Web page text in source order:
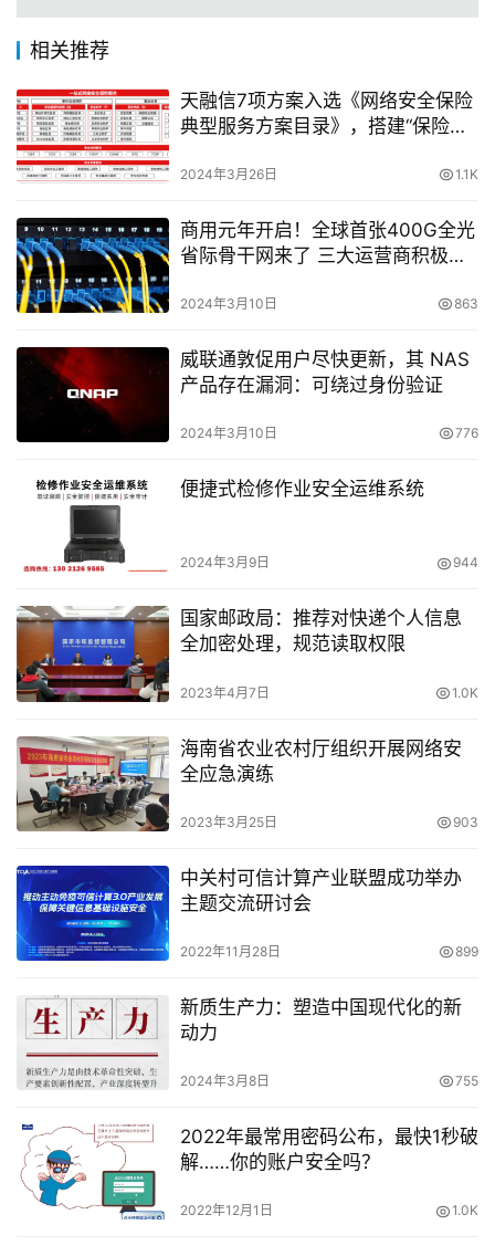
相关推荐
天融信7项方案入选《网络安全保险
典型服务方案目录》，搭建“保险
2024年3月26日 1.1K
商用元年开启！全球首张400G全光
省际骨干网来了 三大运营商积极部
2024年3月10日 863
威联通敦促用户尽快更新，其 NAS
产品存在漏洞：可绕过身份验证
2024年3月10日 776
便捷式检修作业安全运维系统
2024年3月9日 944
国家邮政局：推荐对快递个人信息
全加密处理，规范读取权限
2023年4月7日 1.0K
海南省农业农村厅组织开展网络安
全应急演练
2023年3月25日 903
中关村可信计算产业联盟成功举办
主题交流研讨会
2022年11月28日 899
新质生产力：塑造中国现代化的新
动力
2024年3月8日 755
2022年最常用密码公布，最快1秒破
解……你的账户安全吗？
2022年12月1日 1.0K